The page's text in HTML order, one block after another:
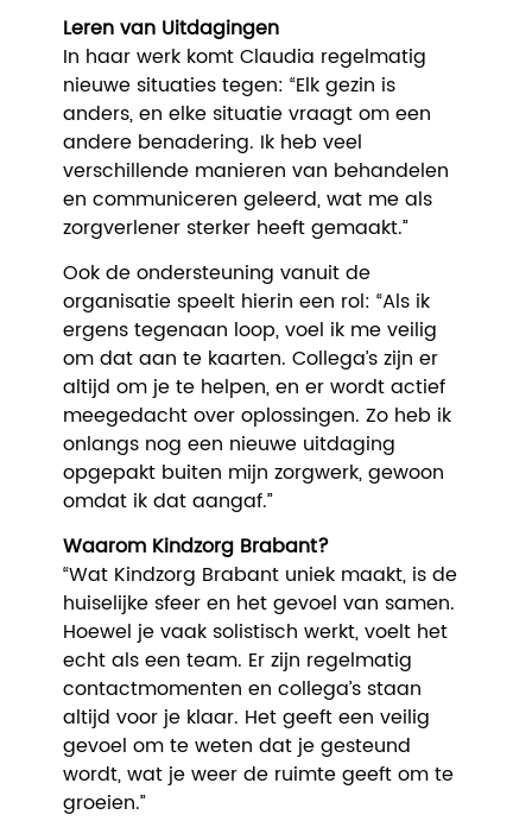
Leren van Uitdagingen
In haar werk komt Claudia regelmatig
nieuwe situaties tegen: “Elk gezin is
anders, en elke situatie vraagt om een
andere benadering. Ik heb veel
verschillende manieren van behandelen
en communiceren geleerd, wat me als
zorgverlener sterker heeft gemaakt.”
Ook de ondersteuning vanuit de
organisatie speelt hierin een rol: “Als ik
ergens tegenaan loop, voel ik me veilig
om dat aan te kaarten. Collega’s zijn er
altijd om je te helpen, en er wordt actief
meegedacht over oplossingen. Zo heb ik
onlangs nog een nieuwe uitdaging
opgepakt buiten mijn zorgwerk, gewoon
omdat ik dat aangaf.”
Waarom Kindzorg Brabant?
“Wat Kindzorg Brabant uniek maakt, is de
huiselijke sfeer en het gevoel van samen.
Hoewel je vaak solistisch werkt, voelt het
echt als een team. Er zijn regelmatig
contactmomenten en collega’s staan
altijd voor je klaar. Het geeft een veilig
gevoel om te weten dat je gesteund
wordt, wat je weer de ruimte geeft om te
groeien.”